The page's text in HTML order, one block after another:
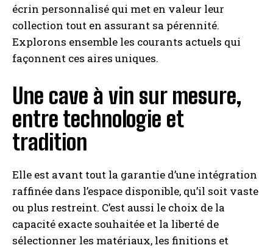
écrin personnalisé qui met en valeur leur
collection tout en assurant sa pérennité.
Explorons ensemble les courants actuels qui
façonnent ces aires uniques.
Une cave à vin sur mesure,
entre technologie et
tradition
Elle est avant tout la garantie d’une intégration
raffinée dans l’espace disponible, qu’il soit vaste
ou plus restreint. C’est aussi le choix de la
capacité exacte souhaitée et la liberté de
sélectionner les matériaux, les finitions et